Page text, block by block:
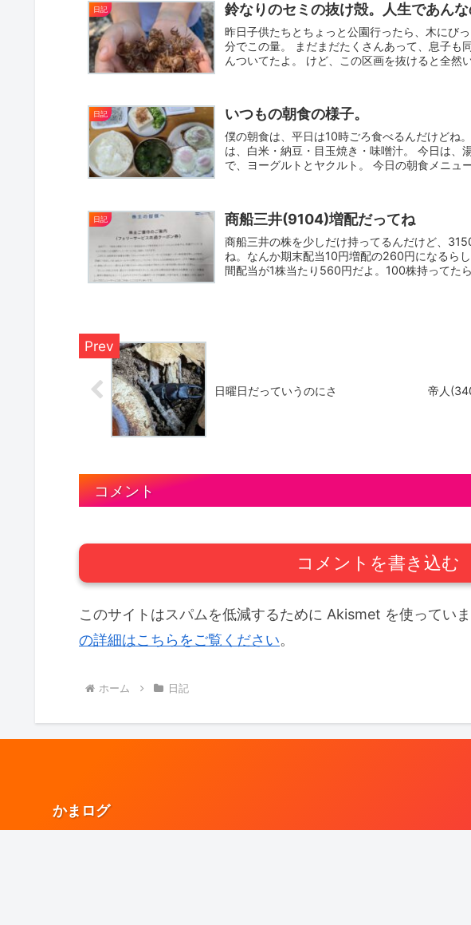
日記 鈴なりのセミの抜け殻。人生であん
昨日子供たちとちょっと公園行ったら、木にび
分でこの量。 まだまだたくさんあって、息子も
んついてたよ。 けど、この区画を抜けると全然
日記 いつもの朝食の様子。
僕の朝食は、平日は10時ごろ食べるんだけどね
は、白米・納豆・目玉焼き・味噌汁。 今日は、
で、ヨーグルトとヤクルト。 今日の朝食メニュ
日記 商船三井(9104)増配だってね
商船三井の株を少しだけ持ってるんだけど、
ね。なんか期末配当10円増配の260円になるら
間配当が1株当たり560円だよ。100株持ってた
日曜日だっていうのにさ 帝人
コメント
コメントを書き込む
このサイトはスパムを低減するために Akismet を使っていま
の詳細はこちらをご覧ください。
ホーム 日記
かまログ